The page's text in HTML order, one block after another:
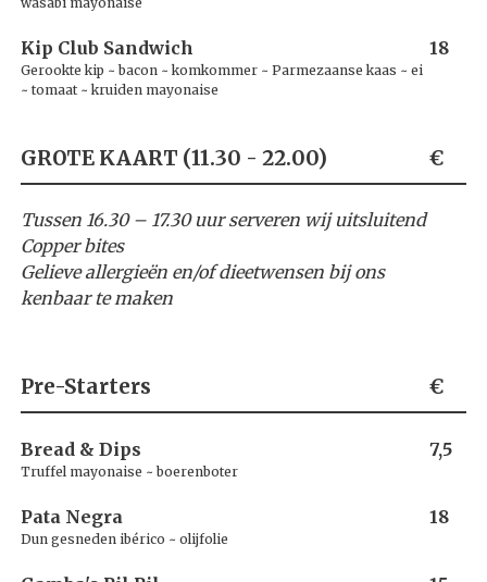
Kip Club Sandwich 18
Gerookte kip ~ bacon ~ komkommer ~ Parmezaanse kaas ~ ei
~ tomaat ~ kruiden mayonaise
GROTE KAART (11.30 - 22.00) €
Tussen 16.30 – 17.30 uur serveren wij uitsluitend
Copper bites
Gelieve allergieën en/of dieetwensen bij ons
kenbaar te maken
Pre-Starters €
Bread & Dips 7,5
Truffel mayonaise ~ boerenboter
Pata Negra 18
Dun gesneden ibérico ~ olijfolie